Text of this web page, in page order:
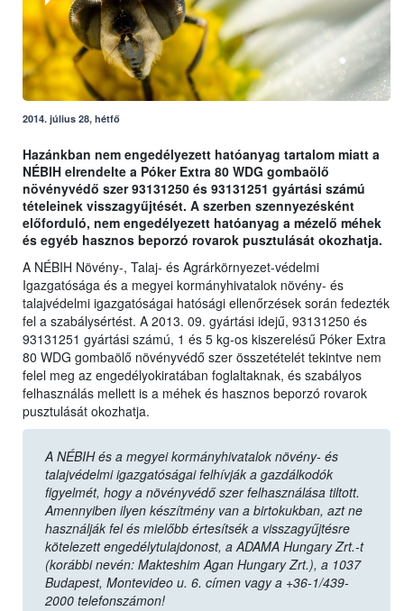
2014. július 28, hétfő
Hazánkban nem engedélyezett hatóanyag tartalom miatt a
NÉBIH elrendelte a Póker Extra 80 WDG gombaölő
növényvédő szer 93131250 és 93131251 gyártási számú
tételeinek visszagyűjtését. A szerben szennyezésként
előforduló, nem engedélyezett hatóanyag a mézelő méhek
és egyéb hasznos beporzó rovarok pusztulását okozhatja.
A NÉBIH Növény-, Talaj- és Agrárkörnyezet-védelmi
Igazgatósága és a megyei kormányhivatalok növény- és
talajvédelmi igazgatóságai hatósági ellenőrzések során fedezték
fel a szabálysértést. A 2013. 09. gyártási idejű, 93131250 és
93131251 gyártási számú, 1 és 5 kg-os kiszerelésű Póker Extra
80 WDG gombaölő növényvédő szer összetételét tekintve nem
felel meg az engedélyokiratában foglaltaknak, és szabályos
felhasználás mellett is a méhek és hasznos beporzó rovarok
pusztulását okozhatja.
A NÉBIH és a megyei kormányhivatalok növény- és
talajvédelmi igazgatóságai felhívják a gazdálkodók
figyelmét, hogy a növényvédő szer felhasználása tiltott.
Amennyiben ilyen készítmény van a birtokukban, azt ne
használják fel és mielőbb értesítsék a visszagyűjtésre
kötelezett engedélytulajdonost, a ADAMA Hungary Zrt.-t
(korábbi nevén: Makteshim Agan Hungary Zrt.), a 1037
Budapest, Montevideo u. 6. címen vagy a +36-1/439-
2000 telefonszámon!